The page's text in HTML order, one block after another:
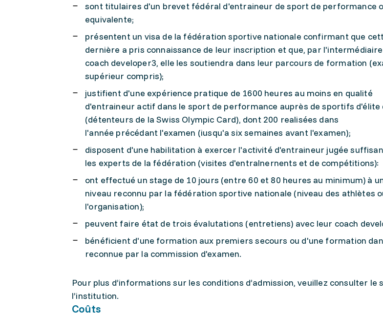
sont titulaires d'un brevet fédéral d'entraineur de sport de performance
equivalente;
présentent un visa de la fédération sportive nationale confirmant que
dernière a pris connaissance de leur inscription et que, par
coach developer3, elle les soutiendra dans leur parcours de formation
supérieur compris);
justifient d'une expérience pratique de 1600 heures au moins en qualité
d'entraineur actif dans le sport de performance auprès de sportifs d'élite
(détenteurs de la Swiss Olympic Card), dont 200 realisées dans
l'année précédant l'examen (iusqu'a six semaines avant l'examen);
disposent d'une habilitation à exercer l'activité d'entraineur jugée
les experts de la fédération (visites d'entralnernents et de compétitions):
ont effectué un stage de 10 jours (entre 60 et 80 heures au minimum) à
niveau reconnu par la fédération sportive nationale (niveau des athlètes
l'organisation);
peuvent faire état de trois évalutations (entretiens) avec leur coach
bénéficient d'une formation aux premiers secours ou d'une formation
reconnue par la commission d'examen.
Pour plus d’informations sur les conditions d’admission, veuillez consulter le
l’institution.
Coûts